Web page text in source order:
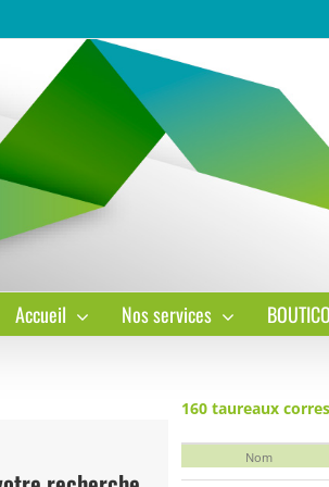
Accueil Nos services
160 taureaux
Nom
AMAROCK